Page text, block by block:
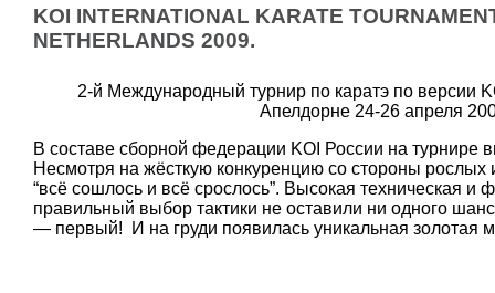
KOI INTERNATIONAL KARATE
NETHERLANDS 2009.
2-й Международный турнир по каратэ по версии
Апелдорне 24-26 апреля
В составе сборной федерации KOI России на турнире
Несмотря на жёсткую конкуренцию со стороны рослых
“всё сошлось и всё срослось”. Высокая техническая и
правильный выбор тактики не оставили ни одного
— первый! И на груди появилась уникальная золотая